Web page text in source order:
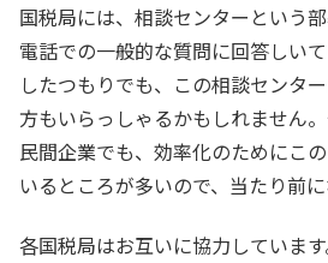
国税局には、相談センターという
電話での一般的な質問に回答しい
したつもりでも、この相談センタ
方もいらっしゃるかもしれません
民間企業でも、効率化のためにこ
いるところが多いので、当たり前に
各国税局はお互いに協力していま